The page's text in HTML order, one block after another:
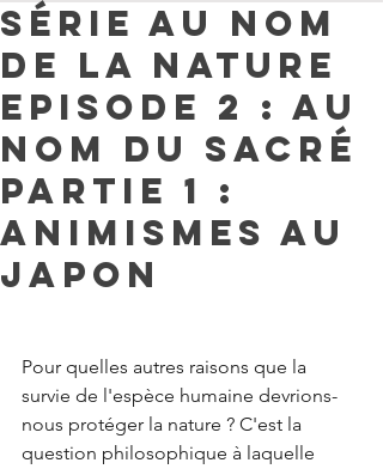
Série Au Nom
de la Nature
Episode 2 : Au
Nom du Sacré
Partie 1 :
Animismes au
Japon
Pour quelles autres raisons que la
survie de l'espèce humaine devrions-
nous protéger la nature ? C'est la
question philosophique à laquelle